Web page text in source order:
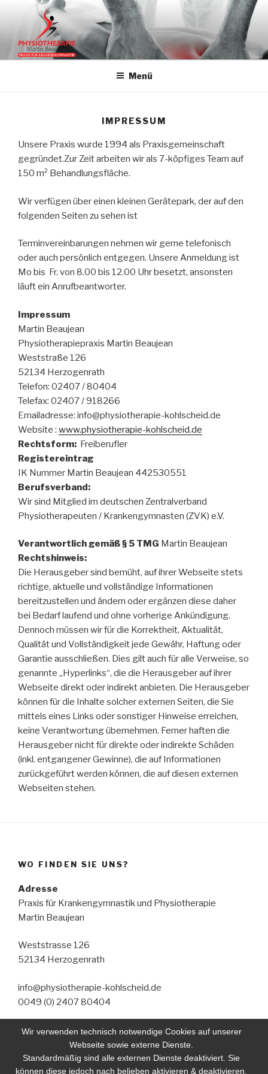
PHYSIOTHERAPIE BEAUJEAN
Menü
IMPRESSUM
Unsere Praxis wurde 1994 als Praxisgemeinschaft
gegründet.Zur Zeit arbeiten wir als 7-köpfiges Team auf
150 m² Behandlungsfläche.
Wir verfügen über einen kleinen Gerätepark, der auf den
folgenden Seiten zu sehen ist
Terminvereinbarungen nehmen wir gerne telefonisch
oder auch persönlich entgegen. Unsere Anmeldung ist
Mo bis Fr. von 8.00 bis 12.00 Uhr besetzt, ansonsten
läuft ein Anrufbeantworter.
Impressum
Martin Beaujean
Physiotherapiepraxis Martin Beaujean
Weststraße 126
52134 Herzogenrath
Telefon: 02407 / 80404
Telefax: 02407 / 918266
Emailadresse: info@physiotherapie-kohlscheid.de
Website : www.physiotherapie-kohlscheid.de
Rechtsform: Freiberufler
Registereintrag
IK Nummer Martin Beaujean 442530551
Berufsverband:
Wir sind Mitglied im deutschen Zentralverband
Physiotherapeuten / Krankengymnasten (ZVK) e.V.
Verantwortlich gemäß § 5 TMG Martin Beaujean
Rechtshinweis:
Die Herausgeber sind bemüht, auf ihrer Webseite stets
richtige, aktuelle und vollständige Informationen
bereitzustellen und ändern oder ergänzen diese daher
bei Bedarf laufend und ohne vorherige Ankündigung.
Dennoch müssen wir für die Korrektheit, Aktualität,
Qualität und Vollständigkeit jede Gewähr, Haftung oder
Garantie ausschließen. Dies gilt auch für alle Verweise, so
genannte „Hyperlinks“, die die Herausgeber auf ihrer
Webseite direkt oder indirekt anbieten. Die Herausgeber
können für die Inhalte solcher externen Seiten, die Sie
mittels eines Links oder sonstiger Hinweise erreichen,
keine Verantwortung übernehmen. Ferner haften die
Herausgeber nicht für direkte oder indirekte Schäden
(inkl. entgangener Gewinne), die auf Informationen
zurückgeführt werden können, die auf diesen externen
Webseiten stehen.
WO FINDEN SIE UNS?
Adresse
Praxis für Krankengymnastik und Physiotherapie
Martin Beaujean
Weststrasse 126
52134 Herzogenrath
info@physiotherapie-kohlscheid.de
0049 (0) 2407 80404
Öffnungszeiten
Montag—Freitag: 8:00–18:00
Samstag & Sonntag: Geschlossen
Wir verwenden technisch notwendige Cookies auf unserer
Webseite sowie externe Dienste.
Standardmäßig sind alle externen Dienste deaktiviert. Sie
können diese jedoch nach belieben aktivieren & deaktivieren.